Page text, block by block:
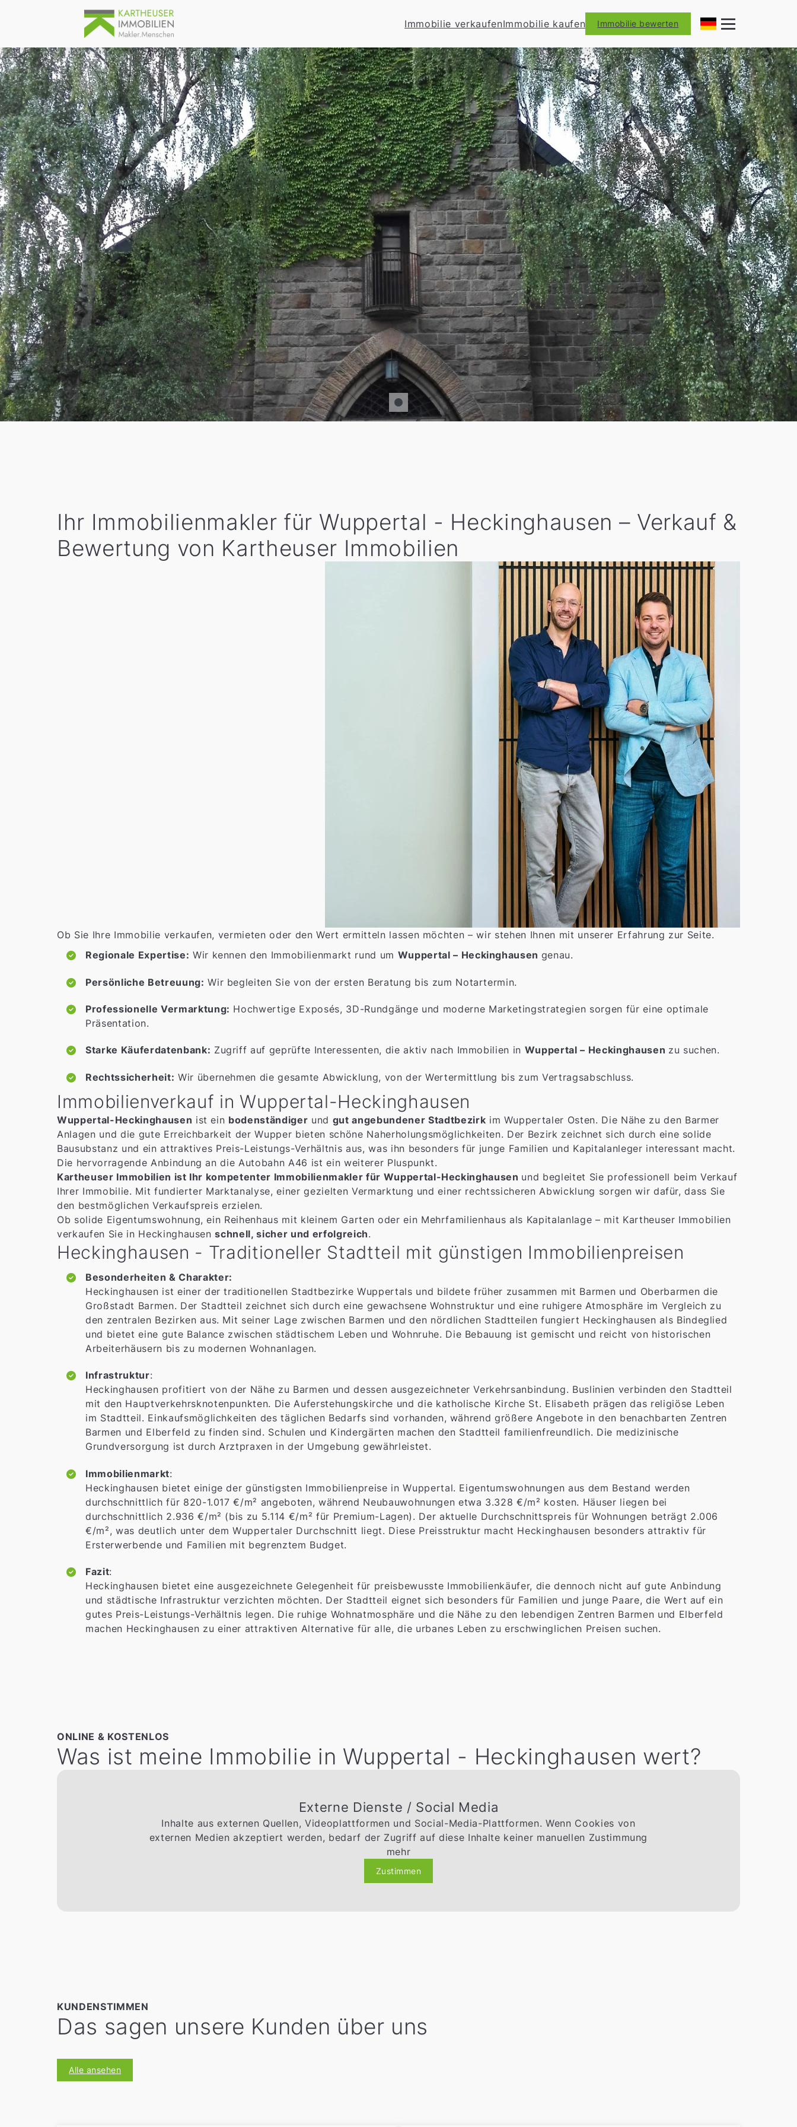
Immobilie verkaufenImmobilie kaufen Immobilie bewerten
Ihr Immobilienmakler für Wuppertal - Heckinghausen – Verkauf &
Bewertung von Kartheuser Immobilien
Ob Sie Ihre Immobilie verkaufen, vermieten oder den Wert ermitteln lassen möchten – wir stehen Ihnen mit unserer Erfahrung zur Seite.
Regionale Expertise: Wir kennen den Immobilienmarkt rund um Wuppertal – Heckinghausen genau.
Persönliche Betreuung: Wir begleiten Sie von der ersten Beratung bis zum Notartermin.
Professionelle Vermarktung: Hochwertige Exposés, 3D-Rundgänge und moderne Marketingstrategien sorgen für eine optimale
Präsentation.
Starke Käuferdatenbank: Zugriff auf geprüfte Interessenten, die aktiv nach Immobilien in Wuppertal – Heckinghausen zu suchen.
Rechtssicherheit: Wir übernehmen die gesamte Abwicklung, von der Wertermittlung bis zum Vertragsabschluss.
Immobilienverkauf in Wuppertal-Heckinghausen
Wuppertal-Heckinghausen ist ein bodenständiger und gut angebundener Stadtbezirk im Wuppertaler Osten. Die Nähe zu den Barmer
Anlagen und die gute Erreichbarkeit der Wupper bieten schöne Naherholungsmöglichkeiten. Der Bezirk zeichnet sich durch eine solide
Bausubstanz und ein attraktives Preis-Leistungs-Verhältnis aus, was ihn besonders für junge Familien und Kapitalanleger interessant macht.
Die hervorragende Anbindung an die Autobahn A46 ist ein weiterer Pluspunkt.
Kartheuser Immobilien ist Ihr kompetenter Immobilienmakler für Wuppertal-Heckinghausen und begleitet Sie professionell beim Verkauf
Ihrer Immobilie. Mit fundierter Marktanalyse, einer gezielten Vermarktung und einer rechtssicheren Abwicklung sorgen wir dafür, dass Sie
den bestmöglichen Verkaufspreis erzielen.
Ob solide Eigentumswohnung, ein Reihenhaus mit kleinem Garten oder ein Mehrfamilienhaus als Kapitalanlage – mit Kartheuser Immobilien
verkaufen Sie in Heckinghausenschnell, sicher und erfolgreich.
Heckinghausen - Traditioneller Stadtteil mit günstigen Immobilienpreisen
Besonderheiten & Charakter:
Heckinghausen ist einer der traditionellen Stadtbezirke Wuppertals und bildete früher zusammen mit Barmen und Oberbarmen die
Großstadt Barmen. Der Stadtteil zeichnet sich durch eine gewachsene Wohnstruktur und eine ruhigere Atmosphäre im Vergleich zu
den zentralen Bezirken aus. Mit seiner Lage zwischen Barmen und den nördlichen Stadtteilen fungiert Heckinghausen als Bindeglied
und bietet eine gute Balance zwischen städtischem Leben und Wohnruhe. Die Bebauung ist gemischt und reicht von historischen
Arbeiterhäusern bis zu modernen Wohnanlagen.
Infrastruktur:
Heckinghausen profitiert von der Nähe zu Barmen und dessen ausgezeichneter Verkehrsanbindung. Buslinien verbinden den Stadtteil
mit den Hauptverkehrsknotenpunkten. Die Auferstehungskirche und die katholische Kirche St. Elisabeth prägen das religiöse Leben
im Stadtteil. Einkaufsmöglichkeiten des täglichen Bedarfs sind vorhanden, während größere Angebote in den benachbarten Zentren
Barmen und Elberfeld zu finden sind. Schulen und Kindergärten machen den Stadtteil familienfreundlich. Die medizinische
Grundversorgung ist durch Arztpraxen in der Umgebung gewährleistet.
Immobilienmarkt:
Heckinghausen bietet einige der günstigsten Immobilienpreise in Wuppertal. Eigentumswohnungen aus dem Bestand werden
durchschnittlich für 820-1.017 €/m² angeboten, während Neubauwohnungen etwa 3.328 €/m² kosten. Häuser liegen bei
durchschnittlich 2.936 €/m² (bis zu 5.114 €/m² für Premium-Lagen). Der aktuelle Durchschnittspreis für Wohnungen beträgt 2.006
€/m², was deutlich unter dem Wuppertaler Durchschnitt liegt. Diese Preisstruktur macht Heckinghausen besonders attraktiv für
Ersterwerbende und Familien mit begrenztem Budget.
Fazit:
Heckinghausen bietet eine ausgezeichnete Gelegenheit für preisbewusste Immobilienkäufer, die dennoch nicht auf gute Anbindung
und städtische Infrastruktur verzichten möchten. Der Stadtteil eignet sich besonders für Familien und junge Paare, die Wert auf ein
gutes Preis-Leistungs-Verhältnis legen. Die ruhige Wohnatmosphäre und die Nähe zu den lebendigen Zentren Barmen und Elberfeld
machen Heckinghausen zu einer attraktiven Alternative für alle, die urbanes Leben zu erschwinglichen Preisen suchen.
ONLINE & KOSTENLOS
Was ist meine Immobilie in Wuppertal - Heckinghausen wert?
Externe Dienste / Social Media
Inhalte aus externen Quellen, Videoplattformen und Social-Media-Plattformen. Wenn Cookies von
externen Medien akzeptiert werden, bedarf der Zugriff auf diese Inhalte keiner manuellen Zustimmung
mehr
Zustimmen
KUNDENSTIMMEN
Das sagen unsere Kunden über uns
Alle ansehen